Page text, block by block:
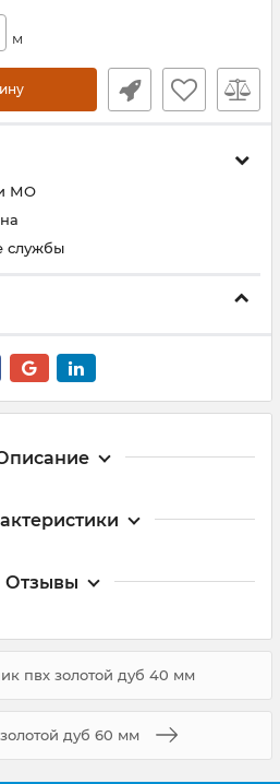
м
и МО
службы
Отзывы
пвх золотой дуб 40 мм
дуб 60 мм